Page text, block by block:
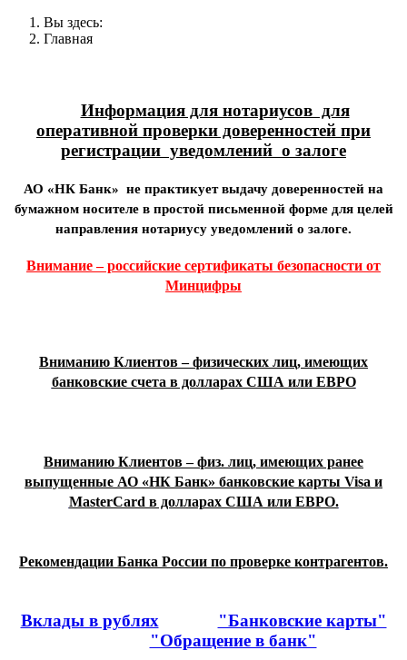
Вы здесь:
Главная
Информация для нотариусов для
оперативной проверки доверенностей при
регистрации уведомлений о залоге
АО «НК Банк» не практикует выдачу доверенностей на
бумажном носителе в простой письменной форме для целей
направления нотариусу уведомлений о залоге.
Внимание – российские сертификаты безопасности от
Минцифры
Вниманию Клиентов – физических лиц, имеющих
банковские счета в долларах США или ЕВРО
Вниманию Клиентов – физ. лиц, имеющих ранее
выпущенные АО «НК Банк» банковские карты Visa и
MasterCard в долларах США или ЕВРО.
Рекомендации Банка России по проверке контрагентов.
Вклады в рублях
"Банковские карты"
"Обращение в банк"